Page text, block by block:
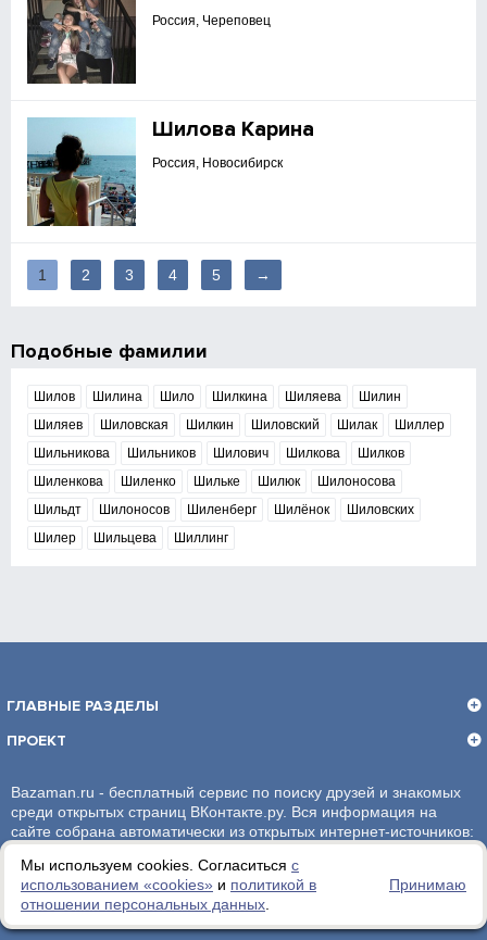
Мы используем cookies. Согласиться с
использованием «сookies» и политикой в
отношении персональных данных
Принимаю
Россия, Череповец
Шилова Карина
Россия, Новосибирск
1 2 3 4 5 →
Подобные фамилии
Шилов Шилина Шило Шилкина Шиляева
Шилин
Шиляев
Шиловская Шилкин Шиловский Шилак
Шиллер
Шильникова
Шильников Шилович Шилкова
Шилков
Шиленкова
Шиленко Шильке Шилюк
Шилоносова
Шильдт
Шилоносов Шиленберг Шилёнок
Шиловских
Шилер
Шильцева Шиллинг
ГЛАВНЫЕ РАЗДЕЛЫ
ПРОЕКТ
Bazaman.ru - бесплатный сервис по поиску друзей и знакомых
среди открытых страниц ВКонтакте.ру. Вся информация на
сайте собрана автоматически из открытых интернет-источников:
администрация сайта ответственности не несет.
Политика обработки персональных данных